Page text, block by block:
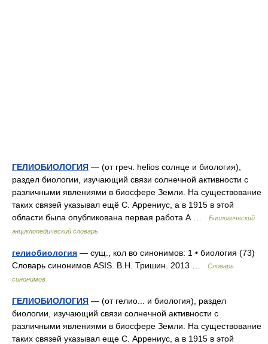
ГЕЛИОБИОЛОГИЯ — (от греч. helios солнце и биология),
раздел биологии, изучающий связи солнечной активности с
различными явлениями в биосфере Земли. На существование
таких связей указывал ещё С. Аррениус, а в 1915 в этой
области была опубликована первая работа А …
Биологический
энциклопедический словарь
гелиобиология — сущ., кол во синонимов: 1 • биология (73)
Словарь синонимов ASIS. В.Н. Тришин. 2013 …
Словарь
синонимов
ГЕЛИОБИОЛОГИЯ — (от гелио... и биология), раздел
биологии, изучающий связи солнечной активности с
различными явлениями в биосфере Земли. На существование
таких связей указывал еще С. Аррениус, а в 1915 в этой